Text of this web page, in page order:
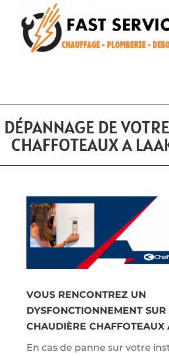
DÉPANNAGE DE
CHAFFOTEAUX A
VOUS RENCONTREZ UN
DYSFONCTIONNEMENT SUR
CHAUDIÈRE
En cas de panne sur votre